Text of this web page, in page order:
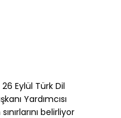
Eylül Türk Dil
Yardımcısı
belirliyor